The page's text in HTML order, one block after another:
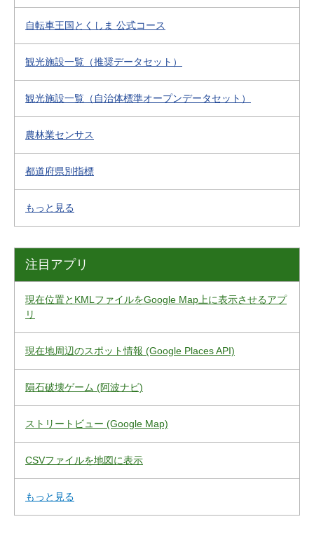
自転車王国とくしま 公式コース
観光施設一覧（推奨データセット）
観光施設一覧（自治体標準オープンデータセット）
農林業センサス
都道府県別指標
もっと見る
注目アプリ
現在位置とKMLファイルをGoogle Map上に表示させるアプ
リ
現在地周辺のスポット情報 (Google Places API)
隕石破壊ゲーム (阿波ナビ)
ストリートビュー (Google Map)
CSVファイルを地図に表示
もっと見る